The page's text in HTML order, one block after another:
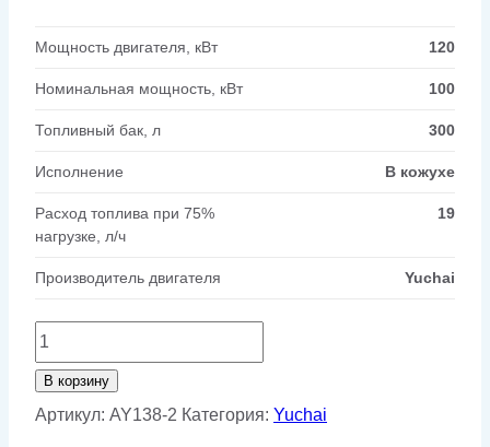
Мощность двигателя, кВт 120
Номинальная мощность, кВт 100
Топливный бак, л 300
Исполнение В кожухе
Расход топлива при 75%
нагрузке, л/ч
19
Производитель двигателя Yuchai
Количество
товара
Дизельный
В корзину
Артикул: AY138-2 Категория: Yuchai